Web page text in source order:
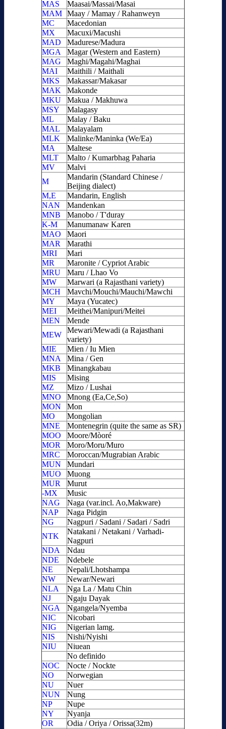
MAS
Maasai/Massai/Masai
MAM Maay / Mamay / Rahanweyn
MC
Macedonian
MX
Macuxi/Macushi
MAD
Madurese/Madura
MGA
Magar (Western and Eastern)
MAG
Maghi/Magahi/Maghai
MAI
Maithili / Maithali
MKS
Makassar/Makasar
MAK
Makonde
MKU
Makua / Makhuwa
MSY
Malagasy
ML
Malay / Baku
MAL
Malayalam
MLK
Malinke/Maninka (We/Ea)
MA
Maltese
MLT
Malto / Kumarbhag Paharia
MV
Malvi
M
Mandarin (Standard Chinese /
Beijing dialect)
M,E
Mandarin, English
NAN
Mandenkan
MNB
Manobo / T'duray
K-M
Manumanaw Karen
MAO
Maori
MAR
Marathi
MRI
Mari
MR
Maronite / Cypriot Arabic
MRU
Maru / Lhao Vo
MW
Marwari (a Rajasthani variety)
MCH
Mavchi/Mouchi/Mauchi/Mawchi
MY
Maya (Yucatec)
MEI
Meithei/Manipuri/Meitei
MEN
Mende
MEW
Mewari/Mewadi (a Rajasthani
variety)
MIE
Mien / Iu Mien
MNA
Mina / Gen
MKB
Minangkabau
MIS
Mising
MZ
Mizo / Lushai
MNO
Mnong (Ea,Ce,So)
MON
Mon
MO
Mongolian
MNE
Montenegrin (quite the same as SR)
MOO
Moore/Mòoré
MOR
Moro/Moru/Muro
MRC
Moroccan/Mugrabian Arabic
MUN
Mundari
MUO
Muong
MUR
Murut
-MX
Music
NAG
Naga (var.incl. Ao,Makware)
NAP
Naga Pidgin
NG
Nagpuri / Sadani / Sadari / Sadri
NTK
Natakani / Netakani / Varhadi-
Nagpuri
NDA
Ndau
NDE
Ndebele
NE
Nepali/Lhotshampa
NW
Newar/Newari
NLA
Nga La / Matu Chin
NJ
Ngaju Dayak
NGA
Ngangela/Nyemba
NIC
Nicobari
NIG
Nigerian lamg.
NIS
Nishi/Nyishi
NIU
Niuean
No definido
NOC
Nocte / Nockte
NO
Norwegian
NU
Nuer
NUN
Nung
NP
Nupe
NY
Nyanja
OR
Odia / Oriya / Orissa(32m)